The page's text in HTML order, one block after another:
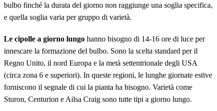
bulbo finché la durata del giorno non raggiunge una soglia specifica,
e quella soglia varia per gruppo di varietà.
Le cipolle a giorno lungo hanno bisogno di 14-16 ore di luce per
innescare la formazione del bulbo. Sono la scelta standard per il
Regno Unito, il nord Europa e la metà settentrionale degli USA
(circa zona 6 e superiori). In queste regioni, le lunghe giornate estive
forniscono il segnale di cui la pianta ha bisogno. Varietà come
Sturon, Centurion e Ailsa Craig sono tutte tipi a giorno lungo.